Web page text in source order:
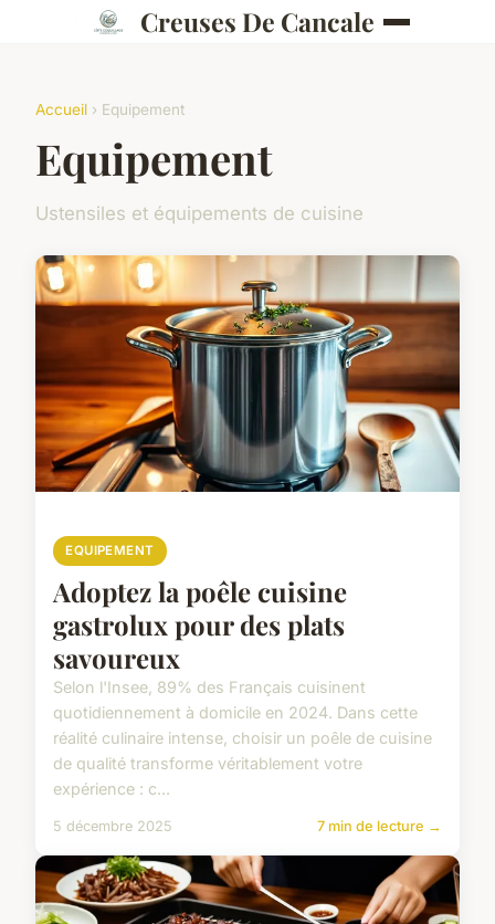
Creuses De Cancale
Accueil › Equipement
Equipement
Ustensiles et équipements de cuisine
EQUIPEMENT
Adoptez la poêle cuisine
gastrolux pour des plats
savoureux
Selon l'Insee, 89% des Français cuisinent
quotidiennement à domicile en 2024. Dans cette
réalité culinaire intense, choisir un poêle de cuisine
de qualité transforme véritablement votre
expérience : c...
5 décembre 2025 7 min de lecture →